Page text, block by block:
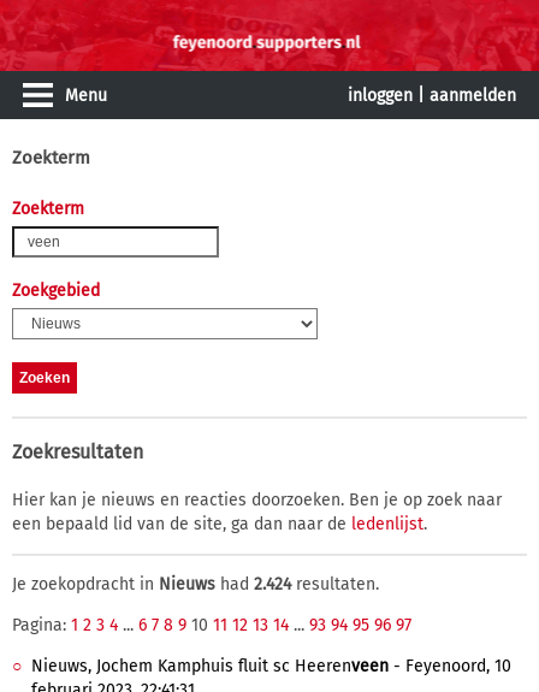
Menu inloggen aanmelden
Zoekterm
Zoekterm
Zoekgebied
Zoekresultaten
Hier kan je nieuws en reacties doorzoeken. Ben je op zoek naar
een bepaald lid van de site, ga dan naar de ledenlijst.
Je zoekopdracht in Nieuws had 2.424resultaten.
Pagina: 1 2 3 4 ... 6 7 8 9 10 11 12 13 14 ... 93 94 95 96 97
Nieuws, Jochem Kamphuis fluit sc Heerenveen - Feyenoord, 10